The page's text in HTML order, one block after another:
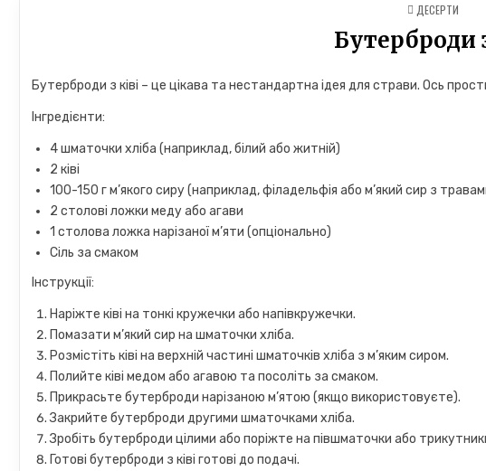
POSTED
IN
ДЕСЕРТИ
Бутерброди
Бутерброди з ківі – це цікава та нестандартна ідея для страви. Ось
Інгредієнти:
4 шматочки хліба (наприклад, білий або житній)
2 ківі
100-150 г м’якого сиру (наприклад, філадельфія або м’який сир з
2 столові ложки меду або агави
1 столова ложка нарізаної м’яти (опціонально)
Сіль за смаком
Інструкції:
Наріжте ківі на тонкі кружечки або напівкружечки.
Помазати м’який сир на шматочки хліба.
Розмістіть ківі на верхній частині шматочків хліба з м’яким сиром.
Полийте ківі медом або агавою та посоліть за смаком.
Прикрасьте бутерброди нарізаною м’ятою (якщо використовуєте).
Закрийте бутерброди другими шматочками хліба.
Зробіть бутерброди цілими або поріжте на півшматочки або
Готові бутерброди з ківі готові до подачі.